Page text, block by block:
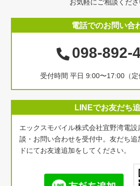
お気軽にご相談くださ
電話でのお問い合
098-892-
受付時間 平日 9:00〜17:00（定
LINEでお友だち
エックスモバイル株式会社宜野湾電
談・お問い合わせを受付中。友だち追
ドにてお友達追加をしてください。